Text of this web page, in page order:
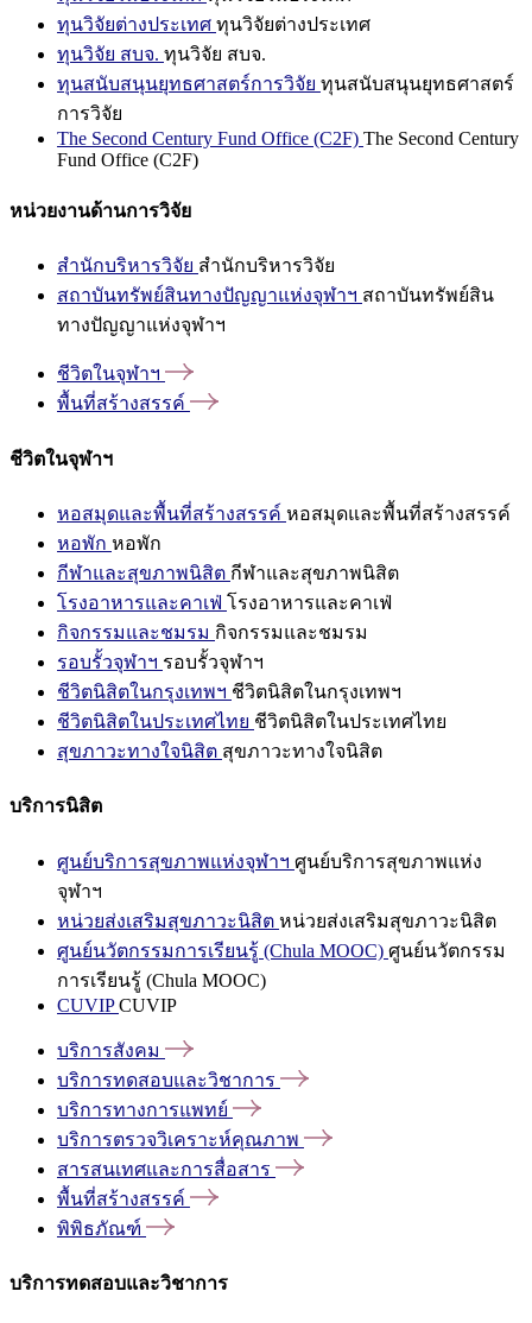
ทุนวิจัยต่างประเทศ ทุนวิจัยต่างประเทศ
ทุนวิจัย สบจ. ทุนวิจัย สบจ.
ทุนสนับสนุนยุทธศาสตร์การวิจัย ทุนสนับสนุนยุทธศาสตร์
การวิจัย
The Second Century Fund Office (C2F) The Second Century
Fund Office (C2F)
หน่วยงานด้านการวิจัย
สำนักบริหารวิจัย สำนักบริหารวิจัย
สถาบันทรัพย์สินทางปัญญาแห่งจุฬาฯ สถาบันทรัพย์สิน
ทางปัญญาแห่งจุฬาฯ
ชีวิตในจุฬาฯ
พื้นที่สร้างสรรค์
ชีวิตในจุฬาฯ
หอสมุดและพื้นที่สร้างสรรค์ หอสมุดและพื้นที่สร้างสรรค์
หอพัก หอพัก
กีฬาและสุขภาพนิสิต กีฬาและสุขภาพนิสิต
โรงอาหารและคาเฟ่ โรงอาหารและคาเฟ่
กิจกรรมและชมรม กิจกรรมและชมรม
รอบรั้วจุฬาฯ รอบรั้วจุฬาฯ
ชีวิตนิสิตในกรุงเทพฯ ชีวิตนิสิตในกรุงเทพฯ
ชีวิตนิสิตในประเทศไทย ชีวิตนิสิตในประเทศไทย
สุขภาวะทางใจนิสิต สุขภาวะทางใจนิสิต
บริการนิสิต
ศูนย์บริการสุขภาพแห่งจุฬาฯ ศูนย์บริการสุขภาพแห่ง
จุฬาฯ
หน่วยส่งเสริมสุขภาวะนิสิต หน่วยส่งเสริมสุขภาวะนิสิต
ศูนย์นวัตกรรมการเรียนรู้ (Chula MOOC) ศูนย์นวัตกรรม
การเรียนรู้ (Chula MOOC)
CUVIPCUVIP
บริการสังคม
บริการทดสอบและวิชาการ
บริการทางการแพทย์
บริการตรวจวิเคราะห์คุณภาพ
สารสนเทศและการสื่อสาร
พื้นที่สร้างสรรค์
พิพิธภัณฑ์
บริการทดสอบและวิชาการ